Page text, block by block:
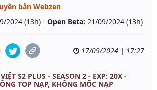
bản Webzen
2024 (13h) - Open Beta: 21/09/2024 (13h)
17/09/2024 | 17:27
S2 PLUS - SEASON 2 - EXP: 20X -
TOP NẠP, KHÔNG MỐC NẠP